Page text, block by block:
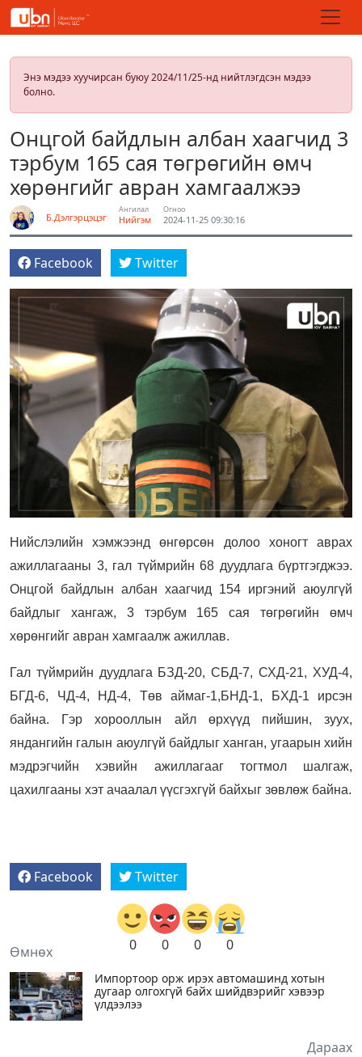
Энэ мэдээ хуучирсан буюу 2024/11/25-нд нийтлэгдсэн мэдээ
болно.
Онцгой байдлын албан хаагчид 3
тэрбум 165 сая төгрөгийн өмч
хөрөнгийг авран хамгаалжээ
Б.Дэлгэрцэцэг
Ангилал
Нийгэм
Огноо
2024-11-25 09:30:16
Facebook Twitter
Нийслэлийн хэмжээнд өнгөрсөн долоо хоногт аврах
ажиллагааны 3, гал түймрийн 68 дуудлага бүртгэгджээ.
Онцгой байдлын албан хаагчид 154 иргэний аюулгүй
байдлыг хангаж, 3 тэрбум 165 сая төгрөгийн өмч
хөрөнгийг авран хамгаалж ажиллав.
Гал түймрийн дуудлага БЗД-20, СБД-7, СХД-21, ХУД-4,
БГД-6, ЧД-4, НД-4, Төв аймаг-1,БНД-1, БХД-1 ирсэн
байна.
Гэр хорооллын айл өрхүүд пийшин, зуух,
яндангийн галын аюулгүй байдлыг ханган, угаарын хийн
мэдрэгчийн хэвийн ажиллагааг тогтмол шалгаж,
цахилгааны хэт ачаалал үүсгэхгүй байхыг зөвлөж байна.
Facebook Twitter
0 0 0 0
Өмнөх
Импортоор орж ирэх автомашинд хотын
дугаар олгохгүй байх шийдвэрийг хэвээр
үлдээлээ
Дараах